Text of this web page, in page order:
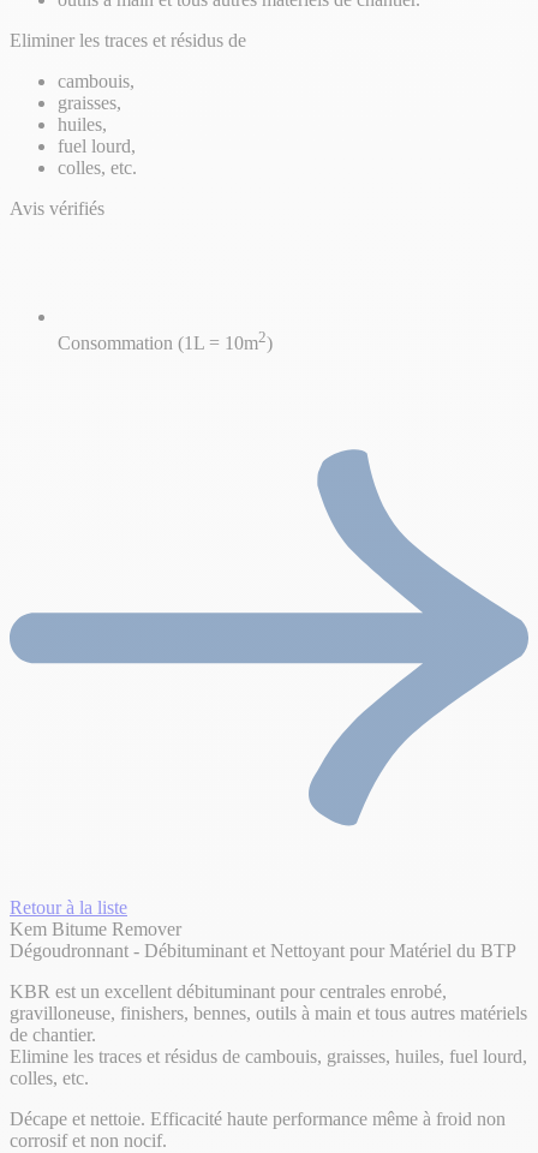
Eliminer les traces et résidus de
cambouis,
graisses,
huiles,
fuel lourd,
colles, etc.
Avis vérifiés
Consommation (1L = 10m2)
Retour à la liste
Kem Bitume Remover
Dégoudronnant - Débituminant et Nettoyant pour Matériel du BTP
KBR est un excellent débituminant pour centrales enrobé,
gravilloneuse, finishers, bennes, outils à main et tous autres matériels
de chantier.
Elimine les traces et résidus de cambouis, graisses, huiles, fuel lourd,
colles, etc.
Décape et nettoie. Efficacité haute performance même à froid non
corrosif et non nocif.